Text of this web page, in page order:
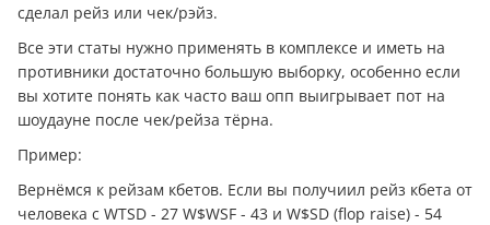
сделал рейз или чек/рэйз.
Все эти статы нужно применять в комплексе и иметь на
противники достаточно большую выборку, особенно если
вы хотите понять как часто ваш опп выигрывает пот на
шоудауне после чек/рейза тёрна.
Пример:
Вернёмся к рейзам кбетов. Если вы получиил рейз кбета от
человека с WTSD - 27 W$WSF - 43 и W$SD (flop raise) - 54